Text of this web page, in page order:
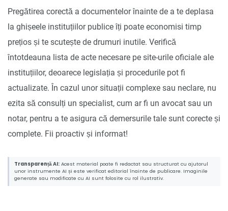
Pregătirea corectă a documentelor înainte de a te deplasa
la ghișeele instituțiilor publice îți poate economisi timp
prețios și te scutește de drumuri inutile. Verifică
întotdeauna lista de acte necesare pe site-urile oficiale ale
instituțiilor, deoarece legislația și procedurile pot fi
actualizate. În cazul unor situații complexe sau neclare, nu
ezita să consulți un specialist, cum ar fi un avocat sau un
notar, pentru a te asigura că demersurile tale sunt corecte și
complete. Fii proactiv și informat!
Transparență AI: Acest material poate fi redactat sau structurat cu ajutorul
unor instrumente AI și este verificat editorial înainte de publicare. Imaginile
generate sau modificate cu AI sunt folosite cu rol ilustrativ.